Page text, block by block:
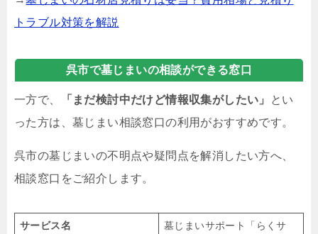
トラブル対策を解説
呉市で墓じまいの相談ができる窓口
一方で、 「まだ検討中だけど情報収集がしたい」
とい
った方は、墓じまい相談窓口の利用がおすすめです。
呉市の墓じまいの不明点や疑問点を解消したい方へ、
相談窓口をご紹介します。
サービス名
墓じまいサポート「らくサ